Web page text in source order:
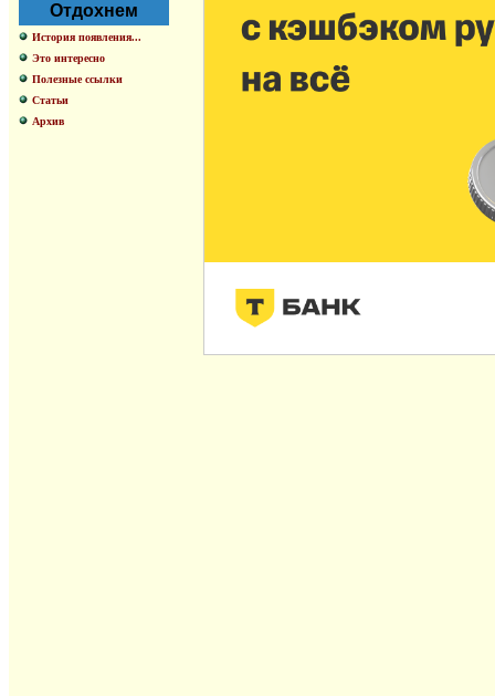
Отдохнем
История появления...
Это интересно
Полезные ссылки
Статьи
Архив